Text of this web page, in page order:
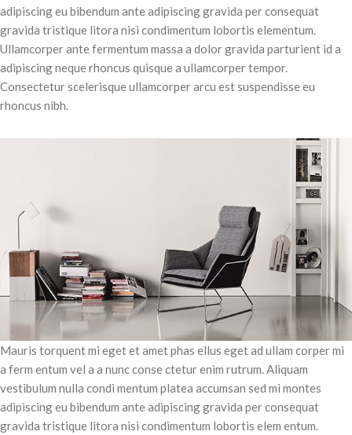
adipiscing eu bibendum ante adipiscing gravida per consequat
gravida tristique litora nisi condimentum lobortis elementum.
Ullamcorper ante fermentum massa a dolor gravida parturient id a
adipiscing neque rhoncus quisque a ullamcorper tempor.
Consectetur scelerisque ullamcorper arcu est suspendisse eu
rhoncus nibh.
Mauris torquent mi eget et amet phas ellus eget ad ullam corper mi
a ferm entum vel a a nunc conse ctetur enim rutrum. Aliquam
vestibulum nulla condi mentum platea accumsan sed mi montes
adipiscing eu bibendum ante adipiscing gravida per consequat
gravida tristique litora nisi condimentum lobortis elem entum.